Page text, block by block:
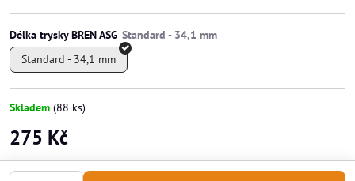
Délka trysky BREN ASG
Standard - 34,1 mm
Skladem (88 ks)
275 Kč